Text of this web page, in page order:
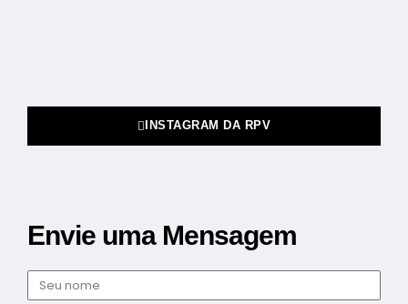
INSTAGRAM DA RPV
Envie uma Mensagem
Nome